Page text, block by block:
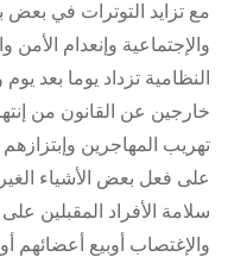
مع تزايد التوترات في بعض
والإجتماعية وإنعدام الأمن
النظامية تزداد يوما بعد
خارجين عن القانون من
تهريب المهاجرين
على فعل بعض الأشياء الغير
سلامة الأفراد المقبلين
والإغتصاب أوبيع أعضائهم